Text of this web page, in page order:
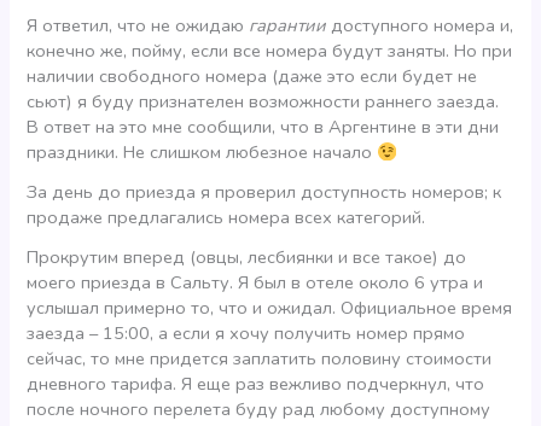
Я ответил, что не ожидаю гарантии доступного номера и,
конечно же, пойму, если все номера будут заняты. Но при
наличии свободного номера (даже это если будет не
сьют) я буду признателен возможности раннего заезда.
В ответ на это мне сообщили, что в Аргентине в эти дни
праздники. Не слишком любезное начало
За день до приезда я проверил доступность номеров; к
продаже предлагались номера всех категорий.
Прокрутим вперед (овцы, лесбиянки и все такое) до
моего приезда в Сальту. Я был в отеле около 6 утра и
услышал примерно то, что и ожидал. Официальное время
заезда – 15:00, а если я хочу получить номер прямо
сейчас, то мне придется заплатить половину стоимости
дневного тарифа. Я еще раз вежливо подчеркнул, что
после ночного перелета буду рад любому доступному